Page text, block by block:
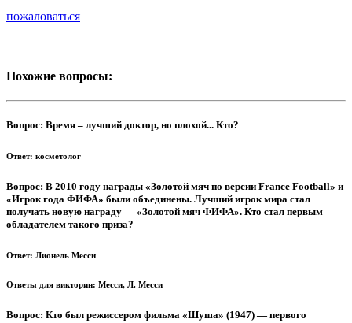
пожаловаться
Похожие вопросы:
Вопрос: Время – лучший доктор, но плохой... Кто?
Ответ: косметолог
Вопрос: В 2010 году награды «Золотой мяч по версии France Football» и
«Игрок года ФИФА» были объединены. Лучший игрок мира стал
получать новую награду — «Золотой мяч ФИФА». Кто стал первым
обладателем такого приза?
Ответ: Лионель Месси
Ответы для викторин: Месси, Л. Месси
Вопрос: Кто был режиссером фильма «Шуша» (1947) — первого